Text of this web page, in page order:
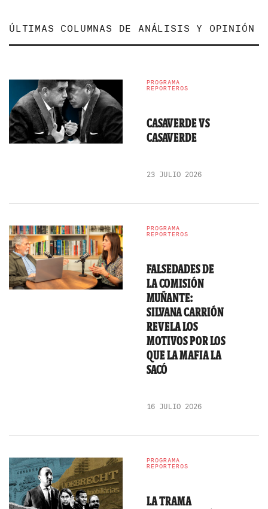
ÚLTIMAS COLUMNAS DE ANÁLISIS Y OPINIÓN
PROGRAMA
REPORTEROS
CASAVERDE VS
CASAVERDE
23 JULIO 2026
PROGRAMA
REPORTEROS
FALSEDADES DE
LA COMISIÓN
MUÑANTE:
SILVANA CARRIÓN
REVELA LOS
MOTIVOS POR LOS
QUE LA MAFIA LA
SACÓ
16 JULIO 2026
PROGRAMA
REPORTEROS
LA TRAMA